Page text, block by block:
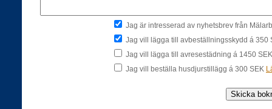
Jag är intresserad av nyhetsbrev från
Jag vill lägga till avbeställningsskydd á 350
Jag vill lägga till avresestädning á 1450
Jag vill beställa husdjurstillägg á 300 SEK